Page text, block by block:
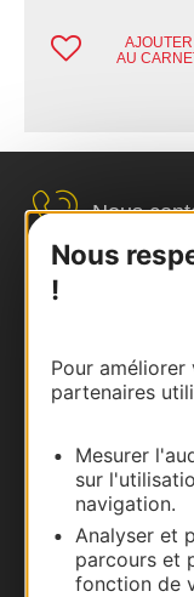
Nous
!
Pour
partenaires
Mesurer
sur
navigation.
Analyser et
parcours et
fonction de
AJOUTER
AU
Nous
Carte